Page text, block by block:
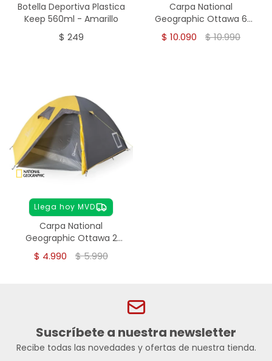
Botella Deportiva Plastica
Keep 560ml - Amarillo
$ 249
Carpa National
Geographic Ottawa 6
personas
$ 10.090 $10.990
Llega hoy MVD
Carpa National
Geographic Ottawa 2
personas
$ 4.990 $5.990
Suscríbete a nuestra newsletter
Recibe todas las novedades y ofertas de nuestra tienda.